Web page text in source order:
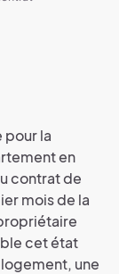
pour la
en
contrat de
mois de la
cet état
une